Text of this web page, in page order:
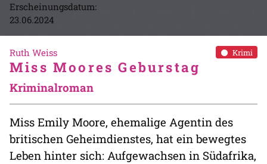
Erscheinungsdatum:
23.06.2024
Krimi
Ruth Weiss
Miss Moores Geburstag
Kriminalroman
Miss Emily Moore, ehemalige Agentin des
britischen Geheimdienstes, hat ein bewegtes
Leben hinter sich: Aufgewachsen in Südafrika,